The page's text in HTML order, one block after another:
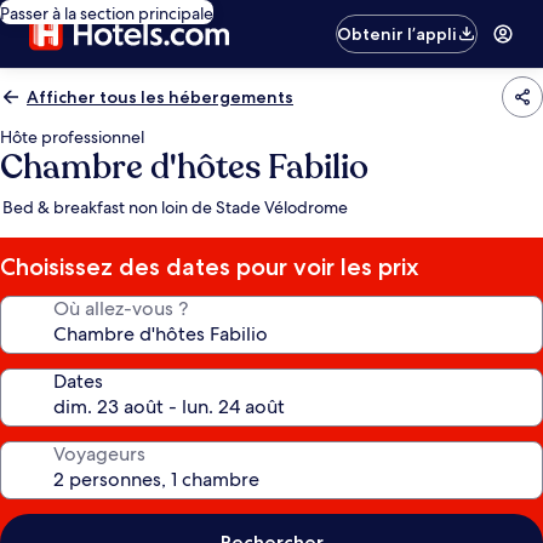
Passer à la section principale
Obtenir l’appli
Afficher tous les hébergements
Hôte professionnel
Chambre d'hôtes Fabilio
Bed & breakfast non loin de Stade Vélodrome
Choisissez des dates pour voir les prix
Où allez-vous ?
Dates
Voyageurs